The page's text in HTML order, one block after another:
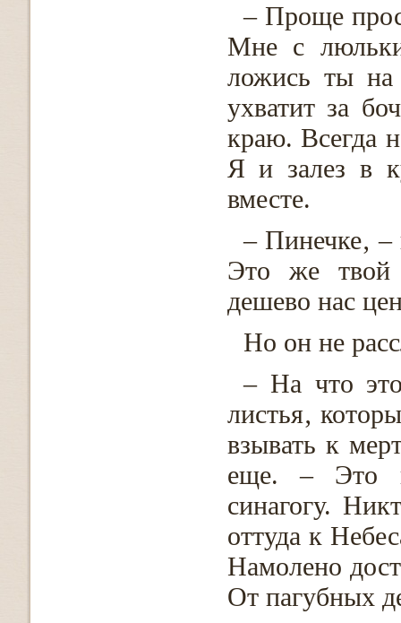
– Проще
Мне с
ложись ты на
ухватит за
краю. Всегда
Я и залез в
вместе.
– Пинечке‚
Это же твой
дешево нас
Но он не
– На что
листья‚
взывать к
еще. – Это
синагогу.
оттуда к
Намолено
От пагубных